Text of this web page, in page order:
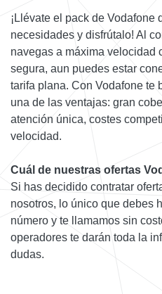
¡Llévate el pack de Vodafone
necesidades y disfrútalo! Al
navegas a máxima velocidad
segura, aun puedes estar
tarifa plana. Con Vodafone te
una de las ventajas: gran
atención única, costes
velocidad.
Cuál de nuestras ofertas
Si has decidido contratar
nosotros, lo único que debes
número y te llamamos sin
operadores te darán toda la
dudas.